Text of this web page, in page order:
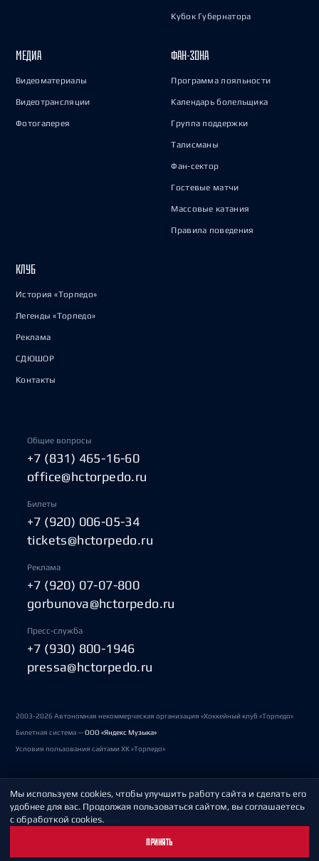
Кубок Губернатора
МЕДИА
Видеоматериалы
Видеотрансляции
Фотогалерея
ФАН-ЗОНА
Программа лояльности
Календарь болельщика
Группа поддержки
Талисманы
Фан-сектор
Гостевые матчи
Массовые катания
Правила поведения
КЛУБ
История «Торпедо»
Легенды «Торпедо»
Реклама
СДЮШОР
Контакты
Общие вопросы
+7 (831) 465-16-60
office@hctorpedo.ru
Билеты
+7 (920) 006-05-34
tickets@hctorpedo.ru
Реклама
+7 (920) 07-07-800
gorbunova@hctorpedo.ru
Пресс-служба
+7 (930) 800-1946
pressa@hctorpedo.ru
2003-2026 Автономная некоммерческая организация «Хоккейный клуб «Торпедо»
Билетная система —ООО «Яндекс Музыка»
Условия пользования сайтами ХК «Торпедо»
Политика обработки персональных данных
Пользовательское соглашение
Мы используем cookies, чтобы улучшить работу сайта и сделать его
удобнее для вас. Продолжая пользоваться сайтом, вы соглашаетесь
с обработкой cookies.
ПРИНЯТЬ